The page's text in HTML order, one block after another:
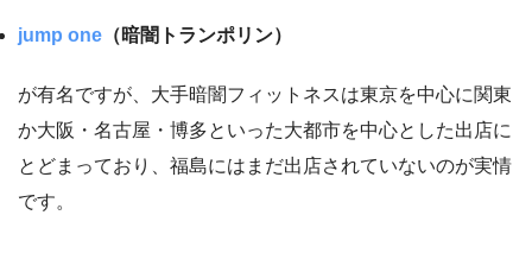
jump one （暗闇トランポリン）
が有名ですが、大手暗闇フィットネスは東京を中心に関東
か大阪・名古屋・博多といった大都市を中心とした出店に
とどまっており、福島にはまだ出店されていないのが実情
です。